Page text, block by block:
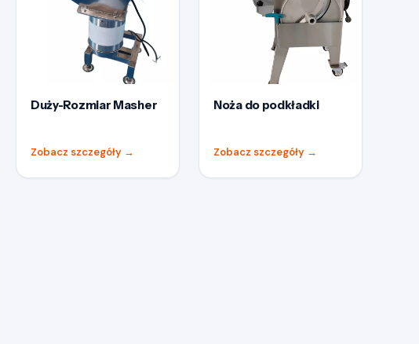
Duży-Rozmiar Masher
Zobacz szczegóły →
Noża do podkładki
Zobacz szczegóły →